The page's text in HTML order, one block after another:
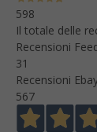
598
Il totale delle
Recensioni
31
Recensioni
567